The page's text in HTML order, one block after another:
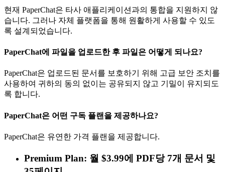
현재 PaperChat은 타사 애플리케이션과의 통합을 지원하지 않
습니다. 그러나 자체 플랫폼을 통해 원활하게 사용할 수 있도
록 설계되었습니다.
PaperChat에 파일을 업로드한 후 파일은 어떻게 되나요?
PaperChat은 업로드된 문서를 보호하기 위해 고급 보안 조치를
사용하여 귀하의 동의 없이는 공유되지 않고 기밀이 유지되도
록 합니다.
PaperChat은 어떤 구독 플랜을 제공하나요?
PaperChat은 유연한 가격 플랜을 제공합니다.
Premium Plan: 월 $3.99에 PDF당 7개 문서 및